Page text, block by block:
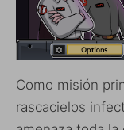
Como misión
rascacielos